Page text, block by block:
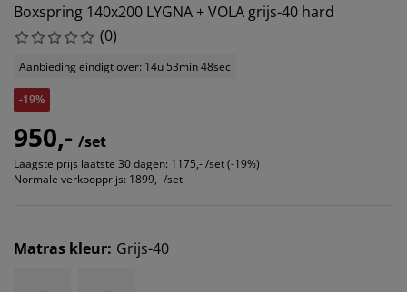
Boxspring 140x200 LYGNA + VOLA grijs-40 hard
(0)
Aanbieding eindigt over: 14u 53min 48sec
-19%
950,- /set
Laagste prijs laatste 30 dagen: 1175,- /set (-19%)
Normale verkoopprijs: 1899,- /set
Matras kleur: Grijs-40